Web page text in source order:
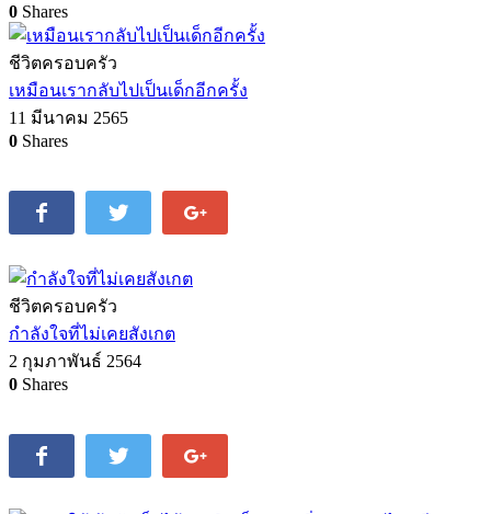
0 Shares
ชีวิตครอบครัว
เหมือนเรากลับไปเป็นเด็กอีกครั้ง
11 มีนาคม 2565
0 Shares
ชีวิตครอบครัว
กำลังใจที่ไม่เคยสังเกต
2 กุมภาพันธ์ 2564
0 Shares